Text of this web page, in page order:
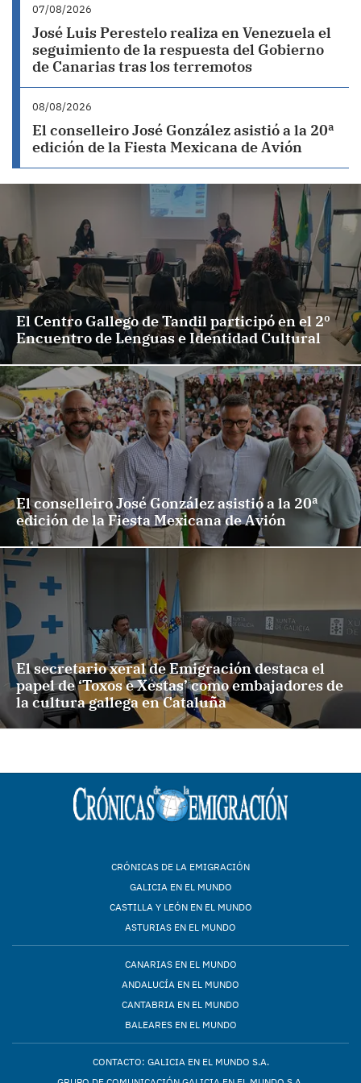
07/08/2026
José Luis Perestelo realiza en Venezuela el
seguimiento de la respuesta del Gobierno
de Canarias tras los terremotos
08/08/2026
El conselleiro José González asistió a la 20ª
edición de la Fiesta Mexicana de Avión
El Centro Gallego de Tandil participó en el 2º
Encuentro de Lenguas e Identidad Cultural
El conselleiro José González asistió a la 20ª
edición de la Fiesta Mexicana de Avión
El secretario xeral de Emigración destaca el
papel de ‘Toxos e Xestas’ como embajadores de
la cultura gallega en Cataluña
CRÓNICAS DE LA EMIGRACIÓN
GALICIA EN EL MUNDO
CASTILLA Y LEÓN EN EL MUNDO
ASTURIAS EN EL MUNDO
CANARIAS EN EL MUNDO
ANDALUCÍA EN EL MUNDO
CANTABRIA EN EL MUNDO
BALEARES EN EL MUNDO
CONTACTO: GALICIA EN EL MUNDO S.A.